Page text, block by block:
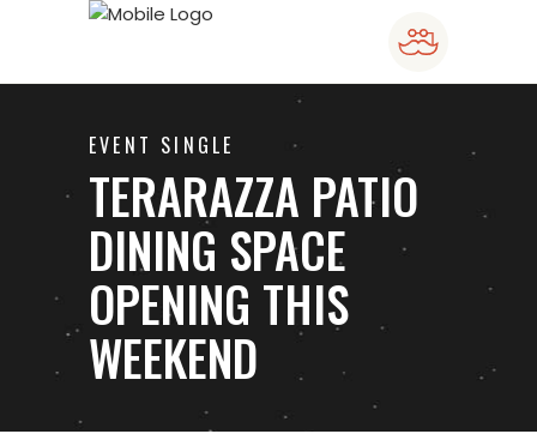
EVENT SINGLE
TERARAZZA PATIO
DINING SPACE
OPENING THIS
WEEKEND